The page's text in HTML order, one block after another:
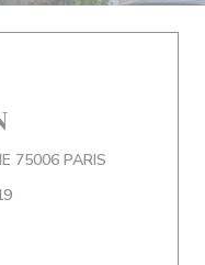
75006 PARIS